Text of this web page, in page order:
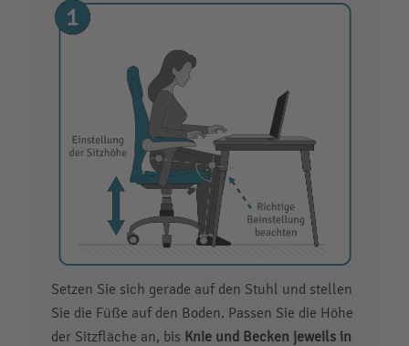
Setzen Sie sich gerade auf den Stuhl und stellen
Sie die Füße auf den Boden. Passen Sie die Höhe
der Sitzfläche an, bis Knie und Becken jeweils in